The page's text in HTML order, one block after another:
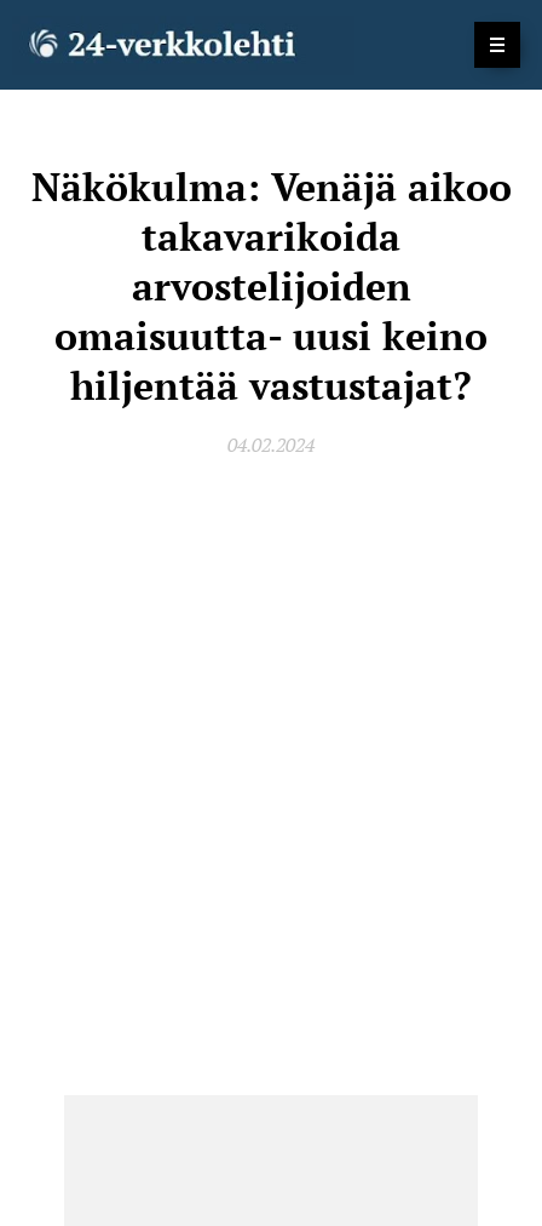
Näkökulma: Venäjä aikoo
takavarikoida
arvostelijoiden
omaisuutta- uusi keino
hiljentää vastustajat?
04.02.2024